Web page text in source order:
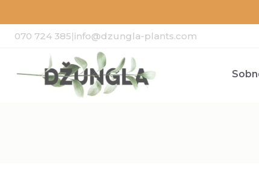
070 724 385|info@dzungla-plants.com